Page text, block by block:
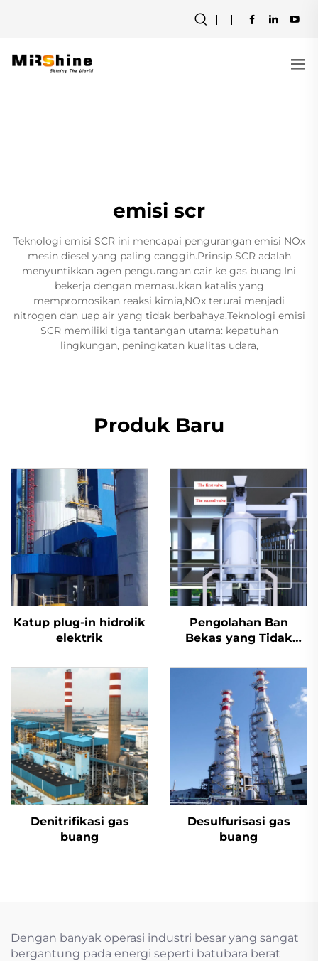
emisi scr
Teknologi emisi SCR ini mencapai pengurangan emisi NOx
mesin diesel yang paling canggih.Prinsip SCR adalah
menyuntikkan agen pengurangan cair ke gas buang.Ini
bekerja dengan memasukkan katalis yang
mempromosikan reaksi kimia,NOx terurai menjadi
nitrogen dan uap air yang tidak berbahaya.Teknologi emisi
SCR memiliki tiga tantangan utama: kepatuhan
lingkungan, peningkatan kualitas udara,
Produk Baru
Katup plug-in hidrolik
elektrik
Pengolahan Ban
Bekas yang Tidak
Denitrifikasi gas
buang
Desulfurisasi gas
buang
Dengan banyak operasi industri besar yang sangat
bergantung pada energi seperti batubara berat